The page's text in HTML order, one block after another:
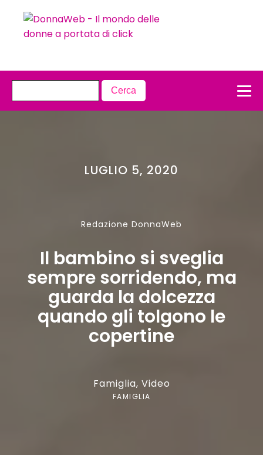
LUGLIO 5, 2020
Redazione DonnaWeb
Il bambino si sveglia
sempre sorridendo, ma
guarda la dolcezza
quando gli tolgono le
copertine
Famiglia, Video
FAMIGLIA